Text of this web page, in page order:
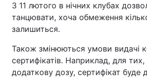
З 11 лютого в нічних клубах
танцювати, хоча обмеження
залишиться.
Також змінюються умови видачі
сертифікатів. Наприклад, для
додаткову дозу, сертифікат буде